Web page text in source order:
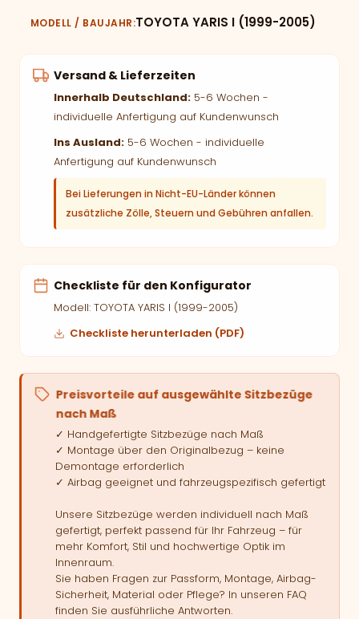
MODELL / BAUJAHR TOYOTA YARIS I (1999-2005)
Versand & Lieferzeiten
Innerhalb Deutschland: 5-6 Wochen -
individuelle Anfertigung auf Kundenwunsch
Ins Ausland: 5-6 Wochen - individuelle
Anfertigung auf Kundenwunsch
Bei Lieferungen in Nicht-EU-Länder können
zusätzliche Zölle, Steuern und Gebühren anfallen.
Checkliste für den Konfigurator
Modell: TOYOTA YARIS I (1999-2005)
Checkliste herunterladen (PDF)
Preisvorteile auf ausgewählte Sitzbezüge
nach Maß
✓ Handgefertigte Sitzbezüge nach Maß
✓ Montage über den Originalbezug – keine
Demontage erforderlich
✓ Airbag geeignet und fahrzeugspezifisch gefertigt
Unsere Sitzbezüge werden individuell nach Maß
gefertigt, perfekt passend für Ihr Fahrzeug – für
mehr Komfort, Stil und hochwertige Optik im
Innenraum.
Sie haben Fragen zur Passform, Montage, Airbag-
Sicherheit, Material oder Pflege? In unseren FAQ
finden Sie ausführliche Antworten.